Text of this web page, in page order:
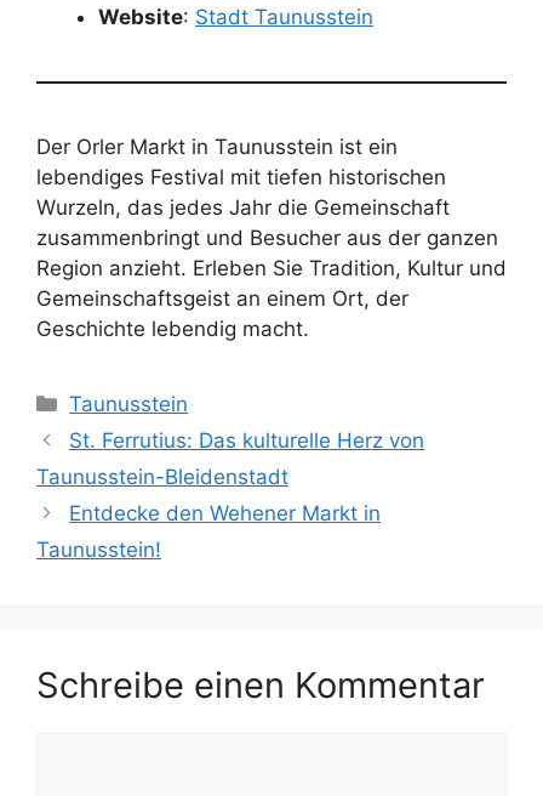
Website: Stadt Taunusstein
Der Orler Markt in Taunusstein ist ein
lebendiges Festival mit tiefen historischen
Wurzeln, das jedes Jahr die Gemeinschaft
zusammenbringt und Besucher aus der ganzen
Region anzieht. Erleben Sie Tradition, Kultur und
Gemeinschaftsgeist an einem Ort, der
Geschichte lebendig macht.
Kategorien
Taunusstein
St. Ferrutius: Das kulturelle Herz von
Taunusstein-Bleidenstadt
Entdecke den Wehener Markt in
Taunusstein!
Schreibe einen Kommentar